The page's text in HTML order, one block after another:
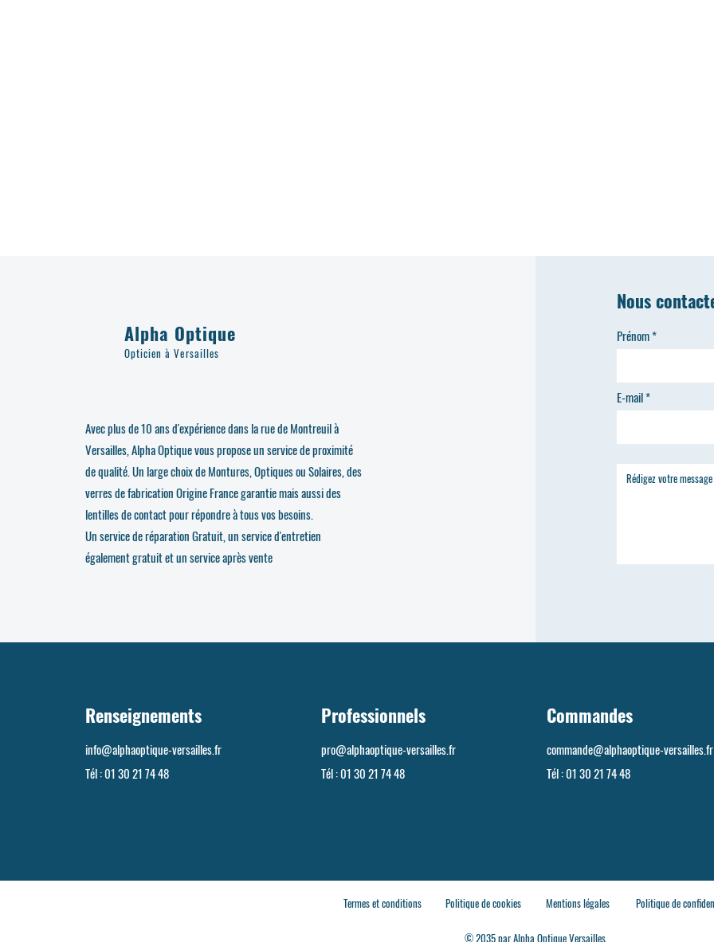
Alpha Optique
Opticien à Versailles
Avec plus de 10 ans d'expérience dans la rue de Montreuil à
Versailles, Alpha Optique vous propose un service de proximité
de qualité. Un large choix de Montures, Optiques ou Solaires, des
verres de fabrication Origine France garantie mais aussi des
lentilles de contact pour répondre à tous vos besoins.
Un service de réparation Gratuit, un service d'entretien
également gratuit et un service après vente
Nous
Prénom
E-mail
Renseignements
info@alphaoptique-versailles.fr
Tél :01 30 21 74 48
Professionnels
pro@alphaoptique-versailles.fr
Tél :01 30 21 74 48
Commandes
commande@alphaoptique-versailles.fr
Tél :01 30 21 74 48
Termes et conditions Politique de cookies Mentions légales Politique de
© 2035 par Alpha Optique Versailles.